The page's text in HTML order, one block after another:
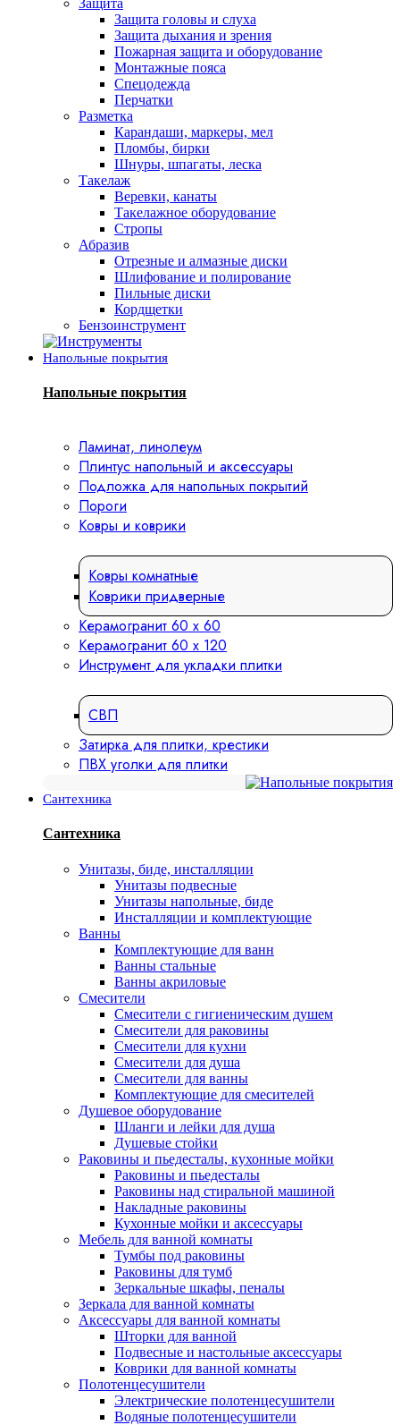
Защита головы и слуха
Защита дыхания и зрения
Пожарная защита и оборудование
Монтажные пояса
Спецодежда
Перчатки
Разметка
Карандаши, маркеры, мел
Пломбы, бирки
Шнуры, шпагаты, леска
Такелаж
Веревки, канаты
Такелажное оборудование
Стропы
Абразив
Отрезные и алмазные диски
Шлифование и полирование
Пильные диски
Кордщетки
Бензоинструмент
Напольные покрытия
Напольные покрытия
Ламинат, линолеум
Плинтус напольный и аксессуары
Подложка для напольных покрытий
Пороги
Ковры и коврики
Ковры комнатные
Коврики придверные
Керамогранит 60 х 60
Керамогранит 60 х 120
Инструмент для укладки плитки
СВП
Затирка для плитки, крестики
ПВХ уголки для плитки
Сантехника
Сантехника
Унитазы, биде, инсталляции
Унитазы подвесные
Унитазы напольные, биде
Инсталляции и комплектующие
Ванны
Комплектующие для ванн
Ванны стальные
Ванны акриловые
Смесители
Смесители с гигиеническим душем
Смесители для раковины
Смесители для кухни
Смесители для душа
Смесители для ванны
Комплектующие для смесителей
Душевое оборудование
Шланги и лейки для душа
Душевые стойки
Раковины и пьедесталы, кухонные мойки
Раковины и пьедесталы
Раковины над стиральной машиной
Накладные раковины
Кухонные мойки и аксессуары
Мебель для ванной комнаты
Тумбы под раковины
Раковины для тумб
Зеркальные шкафы, пеналы
Зеркала для ванной комнаты
Аксессуары для ванной комнаты
Шторки для ванной
Подвесные и настольные аксессуары
Коврики для ванной комнаты
Полотенцесушители
Электрические полотенцесушители
Водяные полотенцесушители